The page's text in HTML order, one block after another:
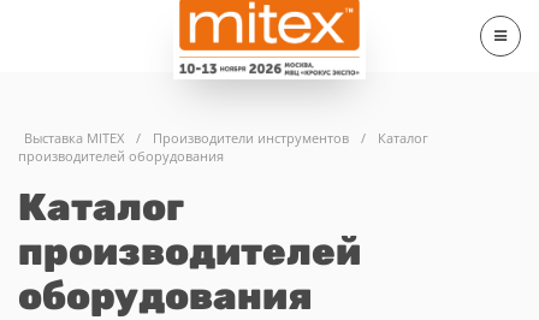
Выставка MITEX / Производители инструментов /
Каталог
производителей оборудования
Каталог
производителей
оборудования